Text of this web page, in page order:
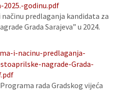
2025.-godinu.pdf
načinu predlaganja kandidata za
Grada Sarajeva” u 2024.
i-nacinu-predlaganja-
nagrade-Grada-
rada Gradskog vijeća